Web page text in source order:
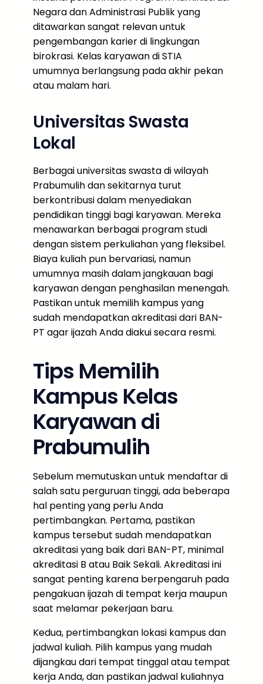
Negara dan Administrasi Publik yang
ditawarkan sangat relevan untuk
pengembangan karier di lingkungan
birokrasi. Kelas karyawan di STIA
umumnya berlangsung pada akhir pekan
atau malam hari.
Universitas Swasta
Lokal
Berbagai universitas swasta di wilayah
Prabumulih dan sekitarnya turut
berkontribusi dalam menyediakan
pendidikan tinggi bagi karyawan. Mereka
menawarkan berbagai program studi
dengan sistem perkuliahan yang fleksibel.
Biaya kuliah pun bervariasi, namun
umumnya masih dalam jangkauan bagi
karyawan dengan penghasilan menengah.
Pastikan untuk memilih kampus yang
sudah mendapatkan akreditasi dari BAN-
PT agar ijazah Anda diakui secara resmi.
Tips Memilih
Kampus Kelas
Karyawan di
Prabumulih
Sebelum memutuskan untuk mendaftar di
salah satu perguruan tinggi, ada beberapa
hal penting yang perlu Anda
pertimbangkan. Pertama, pastikan
kampus tersebut sudah mendapatkan
akreditasi yang baik dari BAN-PT, minimal
akreditasi B atau Baik Sekali. Akreditasi ini
sangat penting karena berpengaruh pada
pengakuan ijazah di tempat kerja maupun
saat melamar pekerjaan baru.
Kedua, pertimbangkan lokasi kampus dan
jadwal kuliah. Pilih kampus yang mudah
dijangkau dari tempat tinggal atau tempat
kerja Anda, dan pastikan jadwal kuliahnya